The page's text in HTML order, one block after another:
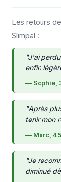
Les retours
Slimpal :
"J'ai
enfin
— Sophie,
"Après
tenir mon
— Marc,
"Je
diminué